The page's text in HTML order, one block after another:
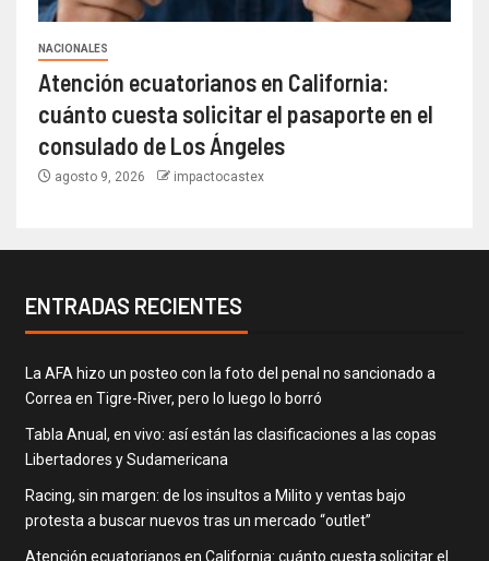
NACIONALES
Atención ecuatorianos en California:
cuánto cuesta solicitar el pasaporte en el
consulado de Los Ángeles
agosto 9, 2026 impactocastex
ENTRADAS RECIENTES
La AFA hizo un posteo con la foto del penal no sancionado a
Correa en Tigre-River, pero lo luego lo borró
Tabla Anual, en vivo: así están las clasificaciones a las copas
Libertadores y Sudamericana
Racing, sin margen: de los insultos a Milito y ventas bajo
protesta a buscar nuevos tras un mercado “outlet”
Atención ecuatorianos en California: cuánto cuesta solicitar el